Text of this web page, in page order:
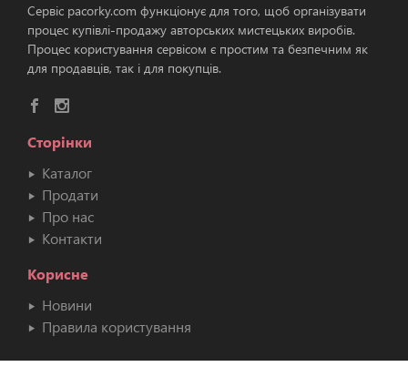
Сервіс pacorky.com функціонує для того, щоб організувати
процес купівлі-продажу авторських мистецьких виробів.
Процес користування сервісом є простим та безпечним як
для продавців, так і для покупців.
Сторінки
Каталог
Продати
Про нас
Контакти
Корисне
Новини
Правила користування